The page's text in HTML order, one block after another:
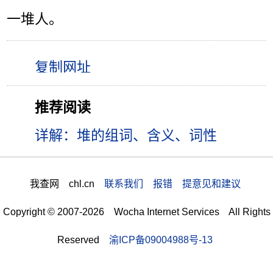
一堆人。
推荐阅读
详解：堆的组词、含义、词性
我查网 chl.cn 联系我们 报错 提意见和建议
Copyright © 2007-2026 Wocha Internet Services All Rights
Reserved 渝ICP备09004988号-13